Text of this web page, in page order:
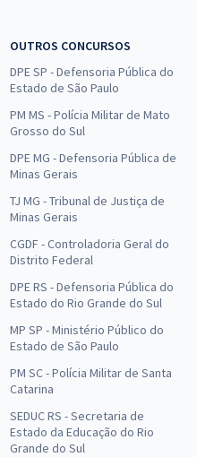
OUTROS CONCURSOS
DPE SP - Defensoria Pública do
Estado de São Paulo
PM MS - Polícia Militar de Mato
Grosso do Sul
DPE MG - Defensoria Pública de
Minas Gerais
TJ MG - Tribunal de Justiça de
Minas Gerais
CGDF - Controladoria Geral do
Distrito Federal
DPE RS - Defensoria Pública do
Estado do Rio Grande do Sul
MP SP - Ministério Público do
Estado de São Paulo
PM SC - Polícia Militar de Santa
Catarina
SEDUC RS - Secretaria de
Estado da Educação do Rio
Grande do Sul